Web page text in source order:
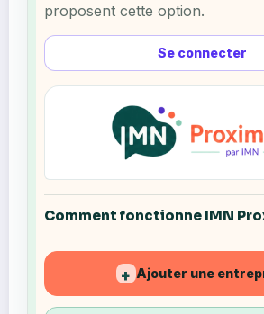
Se connecter
proposent cette option.
Comment fonctionne IMN
+ Ajouter une